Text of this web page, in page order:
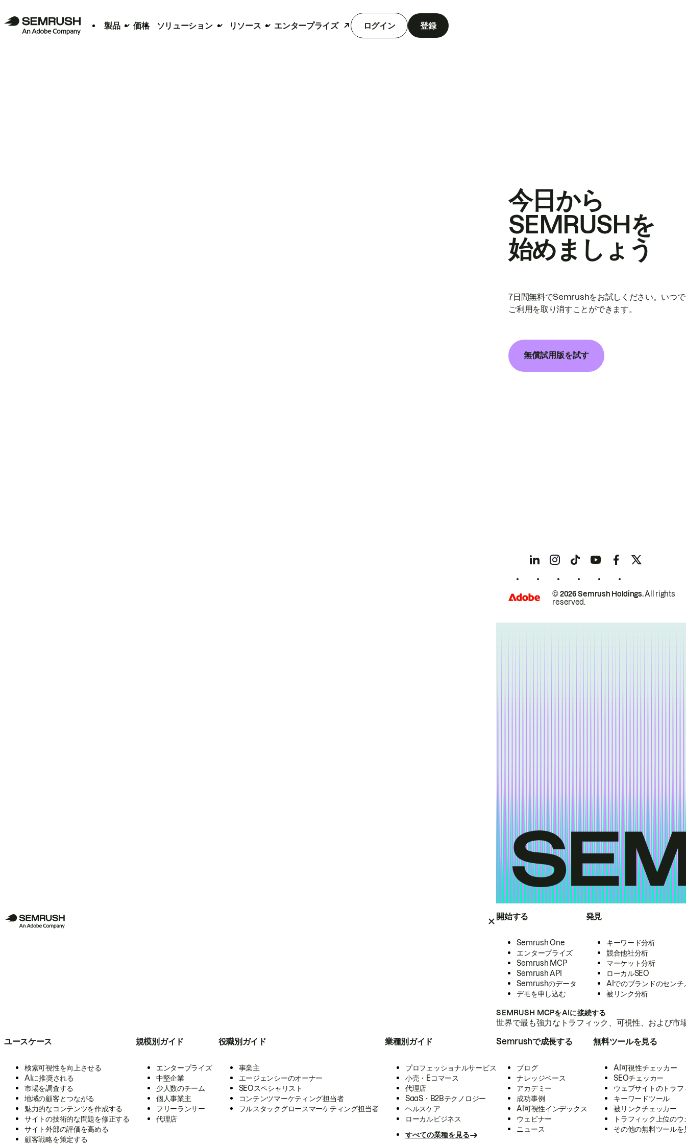
製品 価格 ソリューション リソース エンタープライズ ログイン 登録
開始する
Semrush One
エンタープライズ
Semrush MCP
Semrush API
Semrushのデータ
デモを申し込む
発見
キーワード分析
競合他社分析
マーケット分析
ローカルSEO
AIでのブランドのセンチ
被リンク分析
SEMRUSH MCPをAIに接続する
世界で最も強力なトラフィック、可視性、および
ユースケース
検索可視性を向上させる
AIに推奨される
市場を調査する
地域の顧客とつながる
魅力的なコンテンツを作成する
サイトの技術的な問題を修正する
サイト外部の評価を高める
顧客戦略を策定する
規模別ガイド
エンタープライズ
中堅企業
少人数のチーム
個人事業主
フリーランサー
代理店
役職別ガイド
事業主
エージェンシーのオーナー
SEOスペシャリスト
コンテンツマーケティング担当者
フルスタックグロースマーケティング担当者
業種別ガイド
プロフェッショナルサービス
小売・Eコマース
代理店
SaaS・B2Bテクノロジー
ヘルスケア
ローカルビジネス
すべての業種を見る
Semrushで成長する
ブログ
ナレッジベース
アカデミー
成功事例
AI可視性インデックス
ウェビナー
ニュース
無料ツールを見る
AI可視性チェッカー
SEOチェッカー
ウェブサイトのトラ
キーワードツール
被リンクチェッカー
トラフィック上位の
その他の無料ツールを
今日から
SEMRUSHを
始めましょう
7日間無料でSemrushをお試しください。いつ
ご利用を取り消すことができます。
無償試用版を試す
© 2026 Semrush Holdings.All rights
reserved.